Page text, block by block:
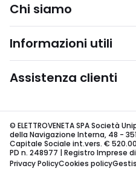
Chi siamo
Informazioni utili
Assistenza clienti
© ELETTROVENETA SPA Società
della Navigazione Interna, 48 -
Capitale Sociale int.vers. € 520.000
PD n. 248977 | Registro Imprese
Privacy PolicyCookies policy